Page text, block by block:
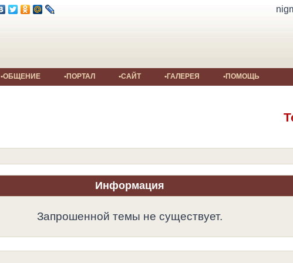
•ОБЩЕНИЕ •ПОРТАЛ •САЙТ •ГАЛЕРЕЯ •ПОМОЩЬ
Информация
Запрошенной темы не существует.